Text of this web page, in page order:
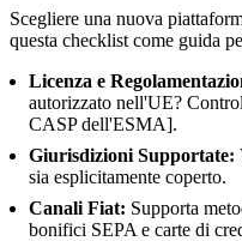
Scegliere una nuova
questa checklist come guida
Licenza e
autorizzato nell'UE?
CASP dell'ESMA].
Giurisdizioni Supportate:
sia esplicitamente coperto.
Canali Fiat: Supporta
bonifici SEPA e carte di